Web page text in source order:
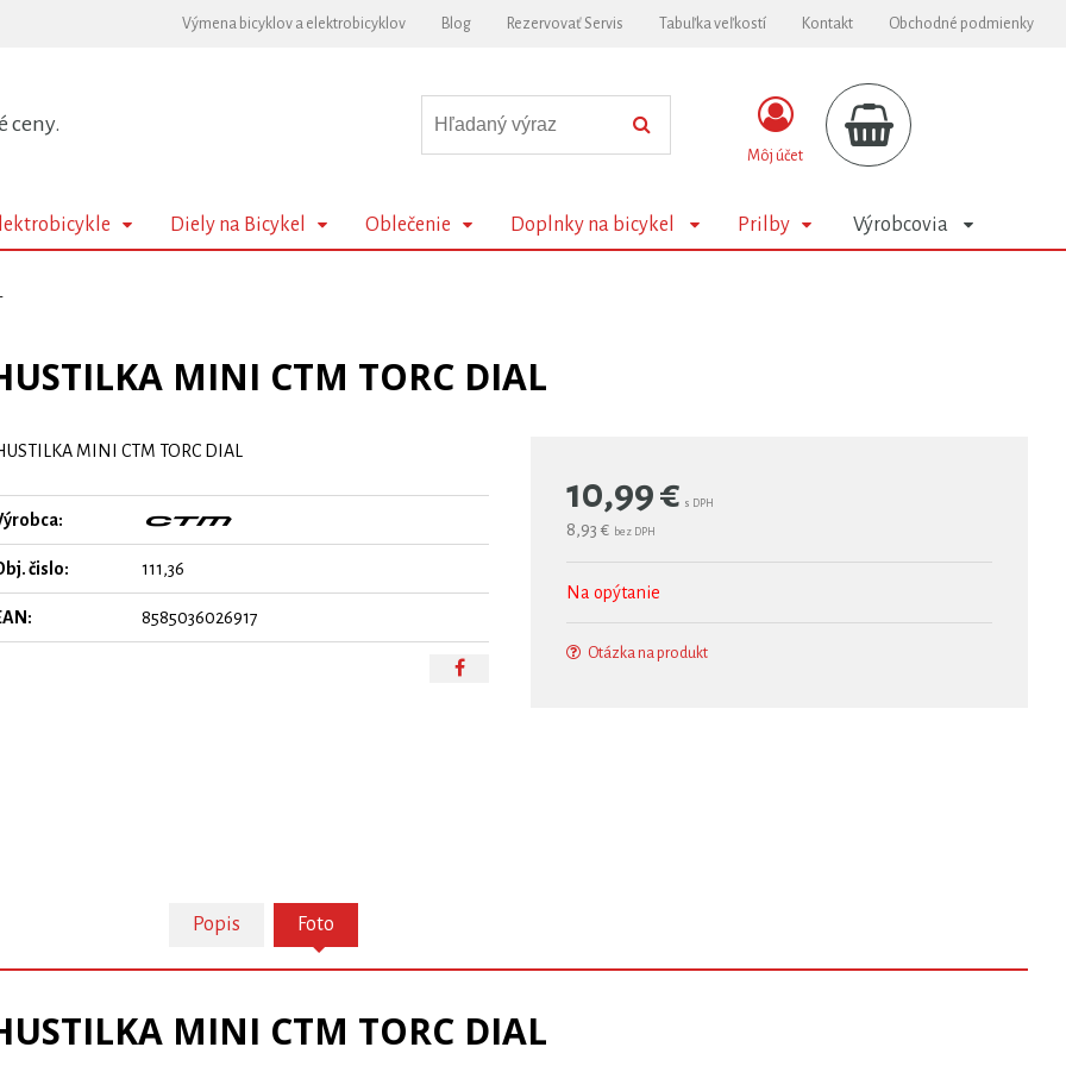
ceny.
Výmena bicyklov a elektrobicyklov Blog Rezervovať Servis Tabuľka veľkostí Kontakt Obchodné podmienky
Môj účet
Diely na Bicykel Oblečenie Doplnky na bicykel Prilby Výrobcovia
MINI CTM TORC DIAL
10,99€ s DPH
8,93 € bez DPH
Na opýtanie
Otázka na produkt
MINI CTM TORC DIAL
čislo: 111,36
8585036026917
Popis Foto
MINI CTM TORC DIAL